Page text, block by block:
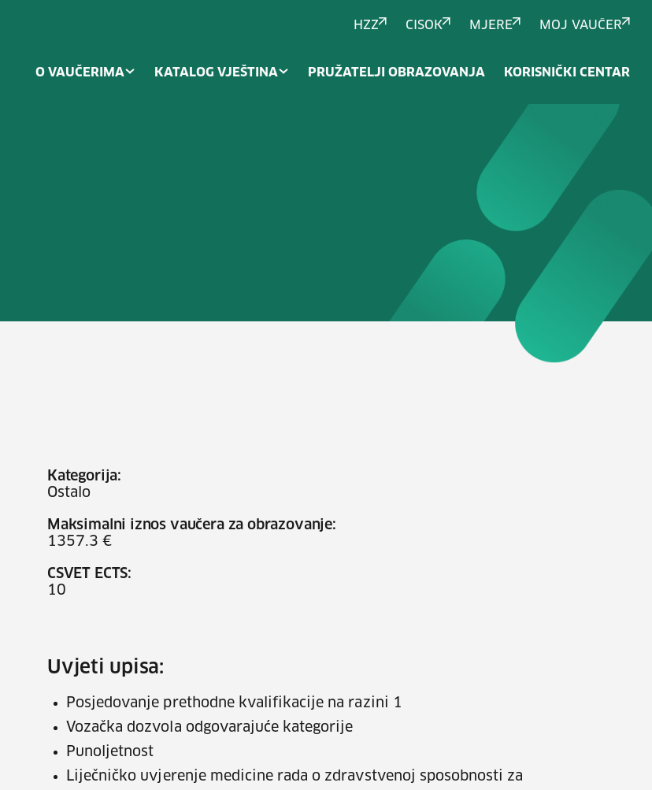
HZZ CISOK MJERE MOJ VAUČER
O VAUČERIMA KATALOG VJEŠTINA PRUŽATELJI OBRAZOVANJA KORISNIČKI CENTAR
Kategorija:
Ostalo
Maksimalni iznos vaučera za obrazovanje:
1357.3 €
CSVET ECTS:
10
Uvjeti upisa:
Posjedovanje prethodne kvalifikacije na razini 1
Vozačka dozvola odgovarajuće kategorije
Punoljetnost
Liječničko uvjerenje medicine rada o zdravstvenoj sposobnosti za